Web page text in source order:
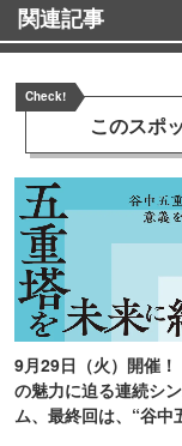
関連記事
Check!
このスポ
9月29日（火）開催！
の魅力に迫る連続シ
ム、最終回は、“谷中